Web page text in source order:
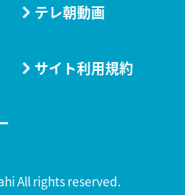
テレ朝動画
サイト利用規約
All rights reserved.